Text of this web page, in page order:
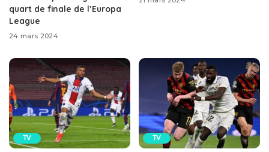
quart de finale de l’Europa
League
24 mars 2024
TV TV